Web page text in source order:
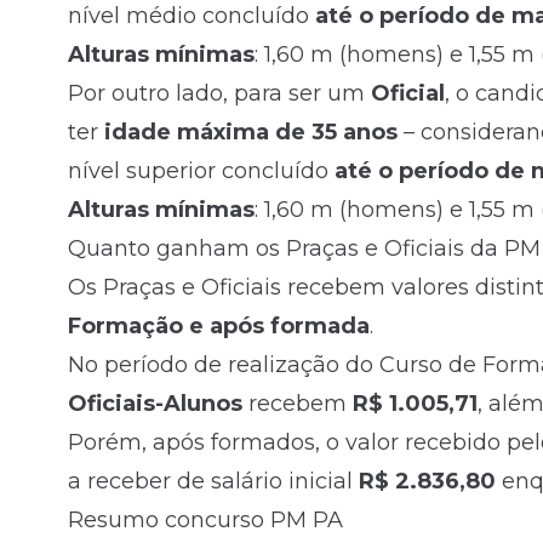
nível médio concluído até o período de
Alturas mínimas: 1,60 m (homens) e 1,55
Por outro lado, para ser um Oficial, o
ter idade máxima de 35 anos –
nível superior concluído até o período de
Alturas mínimas: 1,60 m (homens) e 1,55
Quanto ganham os Praças e Oficiais da PM
Os Praças e Oficiais recebem valores
Formação e após formada.
No período de realização do Curso de
Oficiais-Alunos recebem R$ 1.005,71,
Porém, após formados, o valor recebido
a receber de salário inicial R$ 2.836,80
Resumo concurso PM PA